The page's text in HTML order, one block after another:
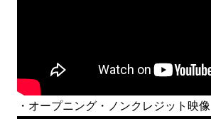
・オープニング・ノンクレジット映像